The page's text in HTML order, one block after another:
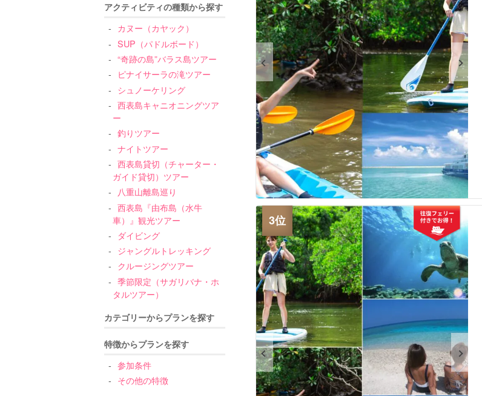
アクティビティの種類から探す
カヌー（カヤック）
SUP（パドルボード）
“奇跡の島”バラス島ツアー
ピナイサーラの滝ツアー
シュノーケリング
西表島キャニオニングツア
ー
釣りツアー
ナイトツアー
西表島貸切（チャーター・
ガイド貸切）ツアー
八重山離島巡り
西表島『由布島（水牛
車）』観光ツアー
ダイビング
ジャングルトレッキング
クルージングツアー
季節限定（サガリバナ・ホ
タルツアー）
カテゴリーからプランを探す
特徴からプランを探す
参加条件
その他の特徴